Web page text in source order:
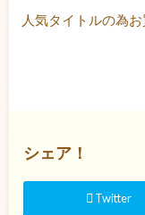
人気タイトルの為
シェア！
Twitter